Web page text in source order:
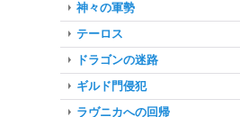
神々の軍勢
テーロス
ドラゴンの迷路
ギルド門侵犯
ラヴニカへの回帰